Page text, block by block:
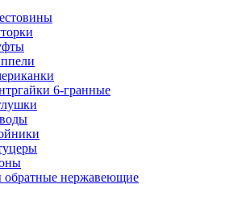
6-гранные
обратные нержавеющие